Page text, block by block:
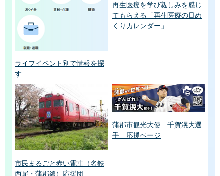
ライフイベント別で情報を探
す
再生医療を学び親しみを感じ
てもらえる「再生医療の日め
くりカレンダー」
市民まるごと赤い電車（名鉄
西尾・蒲郡線）応援団
蒲郡市観光大使 千賀滉大選
手 応援ページ